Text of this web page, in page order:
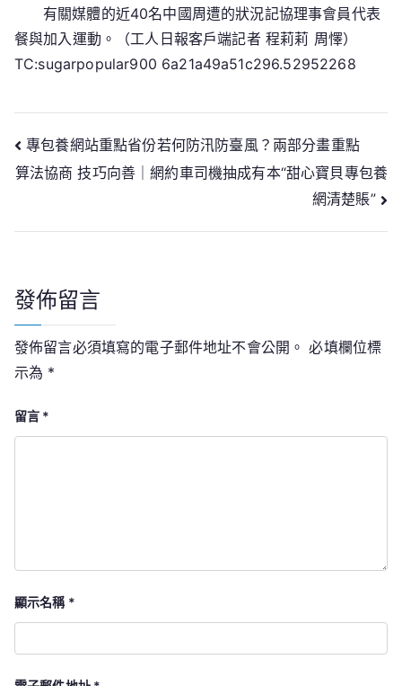
有關媒體的近40名中國周遭的狀況記協理事會員代表
餐與加入運動。（工人日報客戶端記者 程莉莉 周懌）
TC:sugarpopular900 6a21a49a51c296.52952268
文
章
導
專包養網站重點省份若何防汛防臺風？兩部分畫重點
算法協商 技巧向善｜網約車司機抽成有本“甜心寶貝專包養
網清楚賬”
發佈留言
發佈留言必須填寫的電子郵件地址不會公開。 必填欄位標
示為 *
留言 *
顯示名稱 *